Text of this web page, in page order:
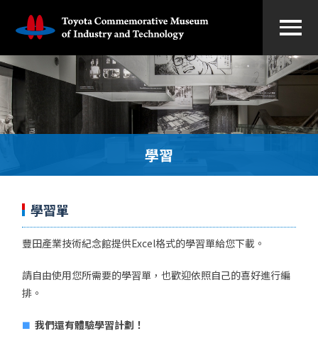
學習
學習單
豐田產業技術紀念館提供Excel格式的學習單給您下載。
請自由使用您所需要的學習單，也歡迎依照自己的喜好進行編
排。
我們還有體驗學習計劃！